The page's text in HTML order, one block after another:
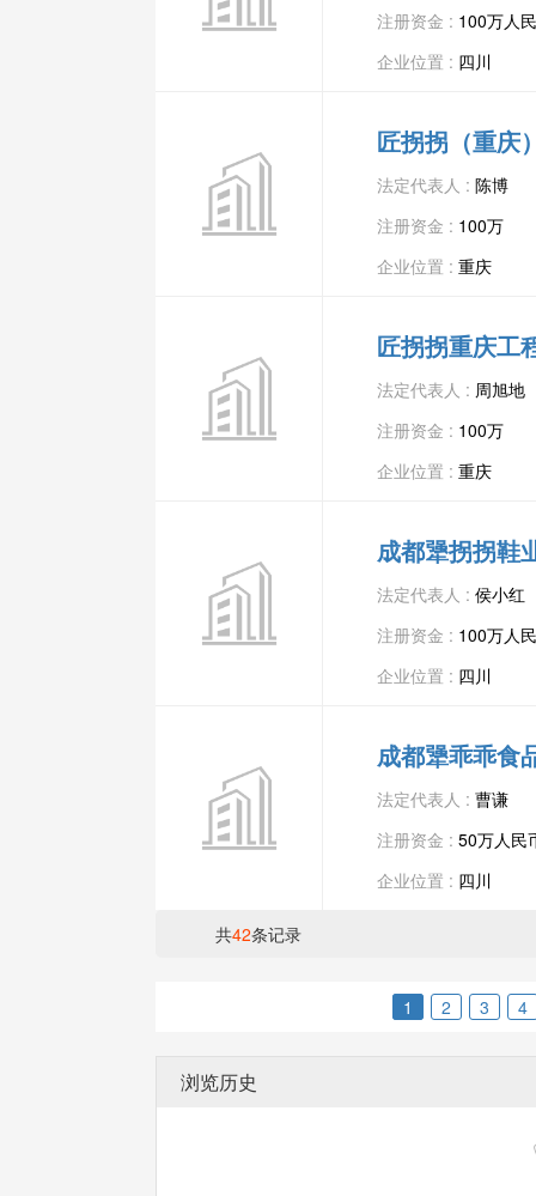
注册资金 : 100万人
企业位置 : 四川
匠拐拐（重庆
法定代表人 : 陈博
注册资金 : 100万
企业位置 : 重庆
匠拐拐重庆工
法定代表人 : 周旭地
注册资金 : 100万
企业位置 : 重庆
成都犟拐拐鞋
法定代表人 : 侯小红
注册资金 : 100万人
企业位置 : 四川
成都犟乖乖食
法定代表人 : 曹谦
注册资金 : 50万人民
企业位置 : 四川
共42条记录
1 2 3 4
浏览历史